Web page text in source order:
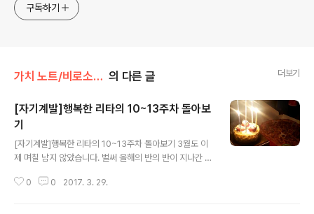
구독하기
가치 노트/비로소 좋은 습관 의 다른 글 더보기
[자기계발]행복한 리타의 10~13주차 돌아보
기
[자기계발]행복한 리타의 10~13주차 돌아보기 3월도 이
제 며칠 남지 않았습니다. 벌써 올해의 반의 반이 지나간 셈
그래도 아쉬움이 남는 건 어쩔 수 없는 가 봅니다. 1. 연구관
0 0 2017. 3. 29.